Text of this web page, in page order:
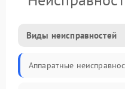
Виды неисправностей
Аппаратные